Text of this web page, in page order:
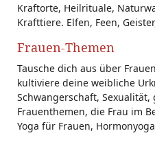
Kraftorte, Heilrituale,
Krafttiere. Elfen, Feen,
Frauen-Themen
Tausche dich aus über
kultiviere deine weibliche
Schwangerschaft,
Frauenthemen, die Frau im
Yoga für Frauen,